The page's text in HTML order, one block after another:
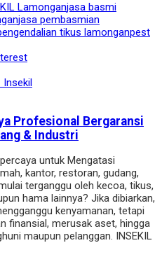
Lamonganjasa basmi
jasa pembasmian
tikus lamonganpest
Profesional Bergaransi
& Industri
untuk Mengatasi
kantor, restoran, gudang,
terganggu oleh kecoa, tikus,
hama lainnya? Jika dibiarkan,
kenyamanan, tetapi
finansial, merusak aset, hingga
maupun pelanggan. INSEKIL